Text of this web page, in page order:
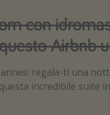
con
Airbnb
regala-ti una
incredibile suite